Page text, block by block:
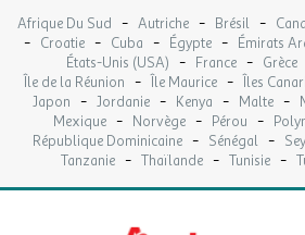
/ semaine ) et en fonction du stock
Le logement comprend :
Chauffage
Coin cuisine équipé avec :
plaque de cuisson, micro-onde,
13
SEPT.
LUN.
14
SEPT.
89 €/hébergement
MAR.
15 89 € /hébergement
89 €
Afrique Du Sud - Autriche - Brésil -
- Croatie - Cuba - Égypte - Émirats
États-Unis (USA) - France - Grèce
Île de la Réunion - Île Maurice - Îles
Japon - Jordanie - Kenya - Malte -
Mexique - Norvège - Pérou -
République Dominicaine - Sénégal -
Tanzanie - Thaïlande - Tunisie -